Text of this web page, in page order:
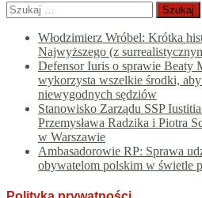
Szukaj:
Włodzimierz Wróbel: Krótka
Najwyższego (z
Defensor Iuris o sprawie Beaty
wykorzysta wszelkie środki,
niewygodnych sędziów
Stanowisko Zarządu SSP
Przemysława Radzika i Piotra
w Warszawie
Ambasadorowie RP: Sprawa
obywatelom polskim w świetle